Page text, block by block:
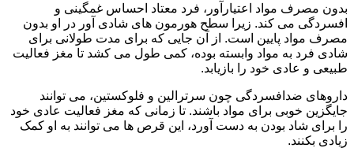
بدون مصرف مواد اعتیارآور، فرد معتاد احساس غمگینی و
افسردگی می کند. زیرا سطح هورمون های شادی آور در او بدون
مصرف مواد پایین است. از آن جایی که برای مدت طولانی برای
شادی فرد به مواد وابسته بوده، کمی طول می کشد تا مغز فعالیت
طبیعی و عادی خود را بازیابد.
داروهای ضدافسردگی چون سرترالین و فلوکستین، می توانند
جایگزین خوبی برای مواد باشند. تا زمانی که مغز فعالیت عادی خود
را برای شاد بودن به دست آورد، این قرص ها می توانند به او کمک
زیادی بکنند.